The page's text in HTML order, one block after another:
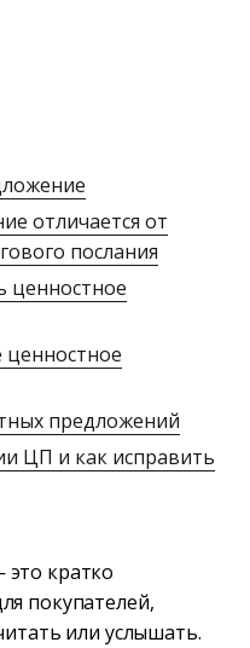
отличается от
послания
ценностное
ценностное
предложений
ЦП и как исправить
кратко
покупателей,
или услышать.